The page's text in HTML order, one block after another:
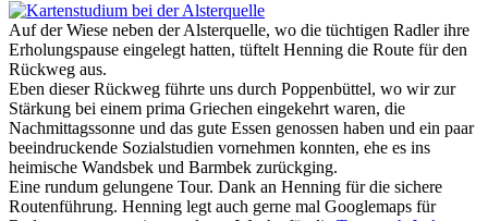
Auf der Wiese neben der Alsterquelle, wo die tüchtigen Radler ihre
Erholungspause eingelegt hatten, tüftelt Henning die Route für den
Rückweg aus.
Eben dieser Rückweg führte uns durch Poppenbüttel, wo wir zur
Stärkung bei einem prima Griechen eingekehrt waren, die
Nachmittagssonne und das gute Essen genossen haben und ein paar
beeindruckende Sozialstudien vornehmen konnten, ehe es ins
heimische Wandsbek und Barmbek zurückging.
Eine rundum gelungene Tour. Dank an Henning für die sichere
Routenführung. Henning legt auch gerne mal Googlemaps für